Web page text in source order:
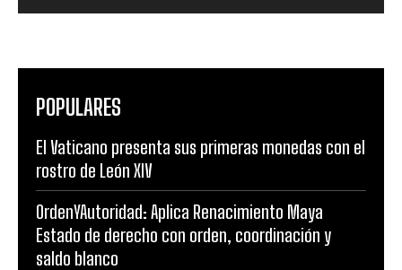
POPULARES
El Vaticano presenta sus primeras monedas con el
rostro de León XIV
OrdenYAutoridad: Aplica Renacimiento Maya
Estado de derecho con orden, coordinación y
saldo blanco